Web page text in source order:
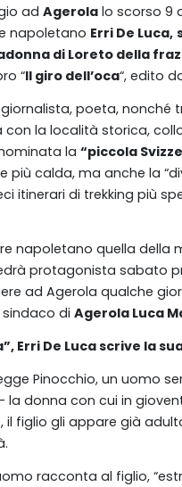
ad Agerola lo scorso 9
napoletano Erri De Luca,
di Loreto della
“Il giro dell’oca“, edito
poeta,
la località storica,
la “piccola
più calda, ma anche la
itinerari di trekking più
napoletano quella
protagonista sabato
ad Agerola qualche
di Agerola Luca
Erri De Luca scrive la
Pinocchio, un uomo
la donna con cui in
figlio gli appare già
racconta al figlio,